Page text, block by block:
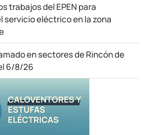
trabajos del EPEN para
servicio eléctrico en la zona
en sectores de Rincón de
6/8/26